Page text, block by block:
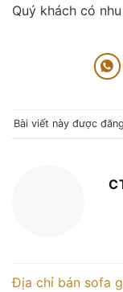
Quý khách có
Bài viết này được
Địa chỉ bán sofa